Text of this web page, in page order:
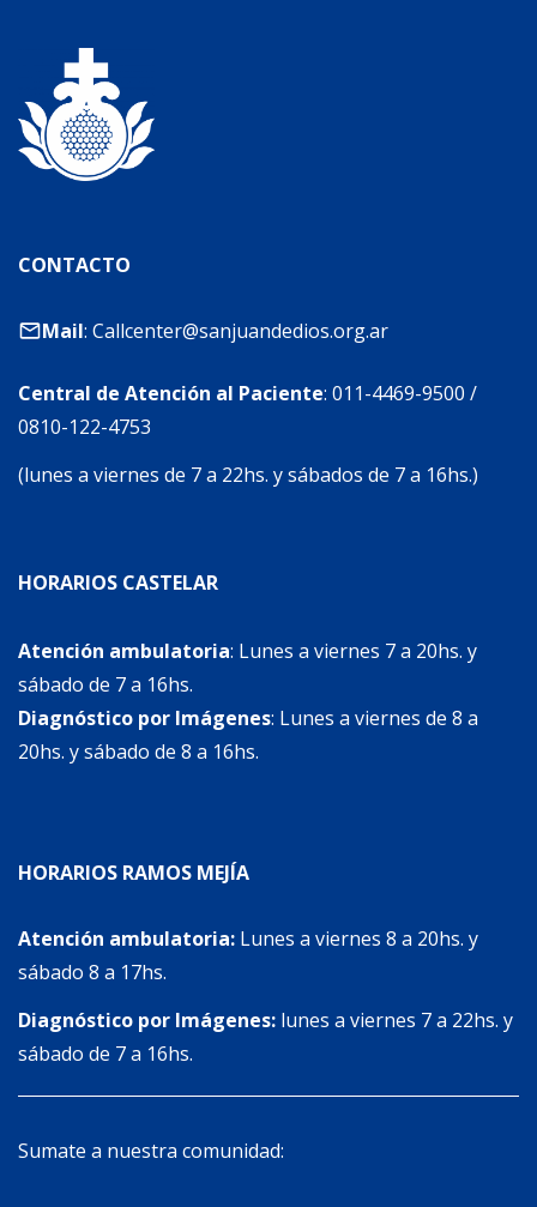
CONTACTO
Mail: Callcenter@sanjuandedios.org.ar
Central de Atención al Paciente: 011-4469-9500 /
0810-122-4753
(lunes a viernes de 7 a 22hs. y sábados de 7 a 16hs.)
HORARIOS CASTELAR
Atención ambulatoria: Lunes a viernes 7 a 20hs. y
sábado de 7 a 16hs.
Diagnóstico por Imágenes: Lunes a viernes de 8 a
20hs. y sábado de 8 a 16hs.
HORARIOS RAMOS MEJÍA
Atención ambulatoria: Lunes a viernes 8 a 20hs. y
sábado 8 a 17hs.
Diagnóstico por Imágenes: lunes a viernes 7 a 22hs. y
sábado de 7 a 16hs.
Sumate a nuestra comunidad: